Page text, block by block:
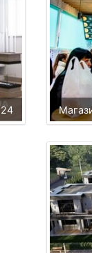
24